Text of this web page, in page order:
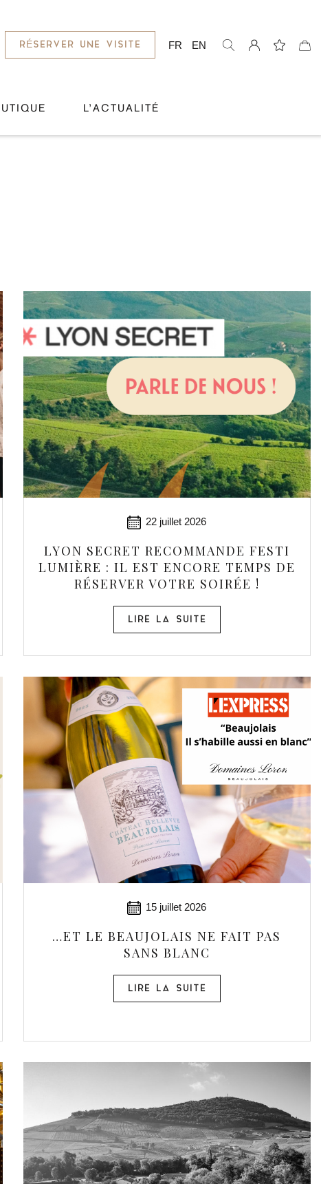
L’ACTUALITÉ
RÉSERVER UNE VISITE FR EN
22 juillet 2026
LYON SECRET RECOMMANDE FESTI
LUMIÈRE : IL EST ENCORE TEMPS DE
RÉSERVER VOTRE SOIRÉE !
LIRE LA SUITE
15 juillet 2026
…ET LE BEAUJOLAIS NE FAIT PAS
SANS BLANC
LIRE LA SUITE